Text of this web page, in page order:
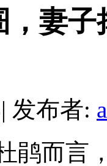
，妻
| 发布者:
鹃而言